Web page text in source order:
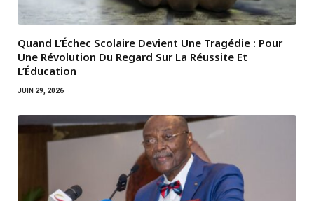
Quand L’Échec Scolaire Devient Une Tragédie : Pour
Une Révolution Du Regard Sur La Réussite Et
L’Éducation
JUIN 29, 2026